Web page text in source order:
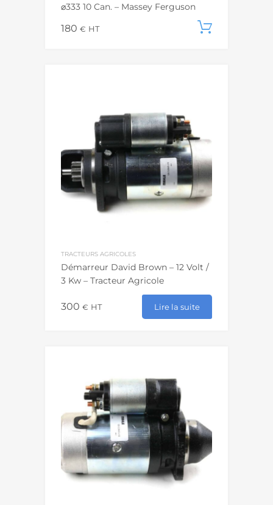
⌀333 10 Can. – Massey Ferguson
180 € HT
TRACTEURS AGRICOLES
Démarreur David Brown – 12 Volt /
3 Kw – Tracteur Agricole
300 € HT Lire la suite